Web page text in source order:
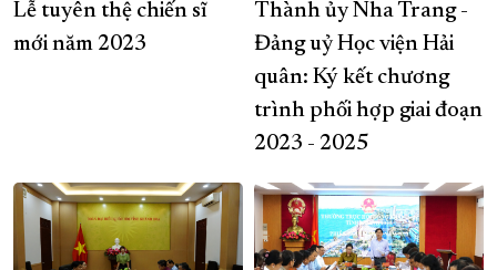
Lễ tuyên thệ chiến sĩ
mới năm 2023
Thành ủy Nha Trang -
Đảng uỷ Học viện Hải
quân: Ký kết chương
trình phối hợp giai đoạn
2023 - 2025